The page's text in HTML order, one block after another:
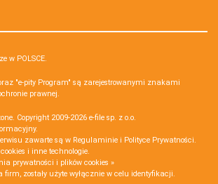
w POLSCE.
"e-pity Program" są zarejestrowanymi znakami
prawnej.
Copyright 2009-2026 e-file sp. z o.o.
zawarte są w Regulaminie i Polityce Prywatności.
i inne technologie.
prywatności i plików cookies »
firm, zostały użyte wyłącznie w celu identyfikacji.